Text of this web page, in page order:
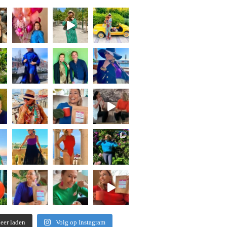
laden Volg op Instagram